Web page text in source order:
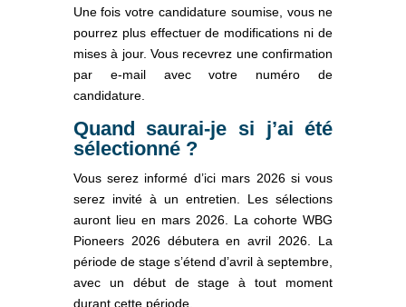
Une fois votre candidature soumise, vous ne
pourrez plus effectuer de modifications ni de
mises à jour. Vous recevrez une confirmation
par e-mail avec votre numéro de
candidature.
Quand saurai-je si j’ai été
sélectionné ?
Vous serez informé d’ici mars 2026 si vous
serez invité à un entretien. Les sélections
auront lieu en mars 2026. La cohorte WBG
Pioneers 2026 débutera en avril 2026. La
période de stage s’étend d’avril à septembre,
avec un début de stage à tout moment
durant cette période.